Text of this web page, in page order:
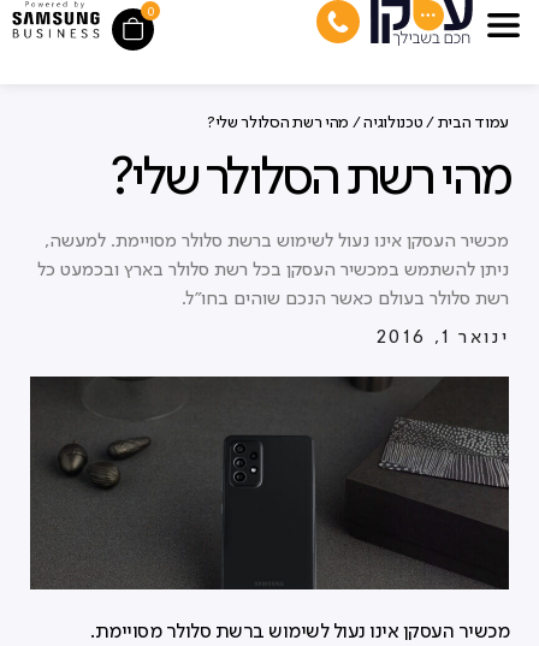
0
עמוד הבית / טכנולוגיה/ מהי רשת הסלולר שלי?
מהי רשת הסלולר שלי?
מכשיר העסקן אינו נעול לשימוש ברשת סלולר מסויימת. למעשה,
ניתן להשתמש במכשיר העסקן בכל רשת סלולר בארץ ובכמעט כל
רשת סלולר בעולם כאשר הנכם שוהים בחו"ל.
ינואר 1, 2016
מכשיר העסקן אינו נעול לשימוש ברשת סלולר מסויימת.